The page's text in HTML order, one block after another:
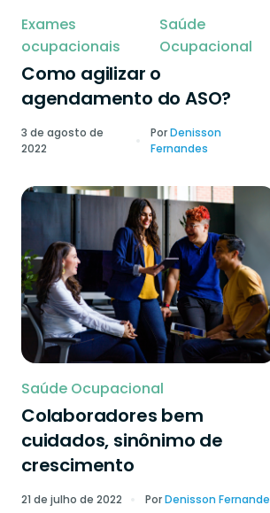
Exames
ocupacionais
Saúde
Ocupacional
Como agilizar o
agendamento do ASO?
3 de agosto de
2022
PorDenisson
Fernandes
Saúde Ocupacional
Colaboradores bem
cuidados, sinônimo de
crescimento
21 de julho de 2022 PorDenisson